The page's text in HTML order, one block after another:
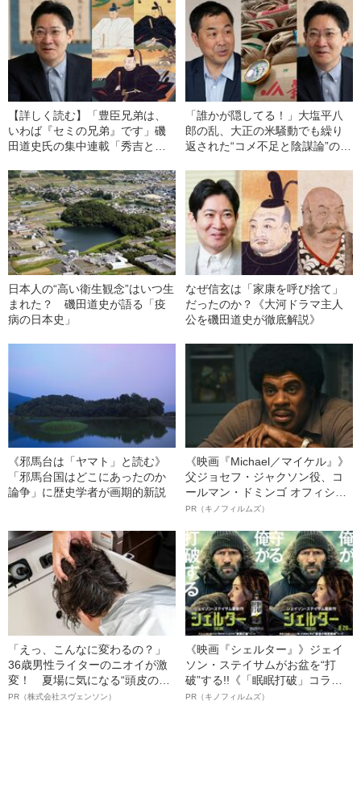
【詳しく読む】「豊臣兄弟は、
いわば『セミの兄弟』です」磯
田道史氏の集中連載「秀吉と秀
紹介【記事まとめ】
「誰かが隠してる！」大塩平八
郎の乱、大正の米騒動でも繰り
返された“コメ不足と陰謀論”の関
日本人の“高い衛生観念”はいつ生
まれた？ 磯田道史が語る「疫
病の日本史」
なぜ信玄は「家康を呼び捨て」
だったのか？《大河ドラマ主人
公を磯田道史が徹底解説》
《邪馬台は「ヤマト」と読む》
「邪馬台国はどこにあったのか
論争」に歴史学者が画期的新説
《映画『Michael／マイケル』》
父ジョセフ・ジャクソン役、コ
ールマン・ドミンゴ オフィシャ
ルインタビュー“観客を魅了した
語る”《日本興収70億円突破》
PR（キノフィルムズ）
「えっ、こんなに変わるの？」
36歳男性ライターのニオイが激
変！ 夏場に気になる“頭皮のニ
オイ”や“ベタつき”を解消す
PR（株式会社スヴェンソン）
《映画『シェルター』》ジェイ
ソン・ステイサムがお盆を“打
破”する!!《「眠眠打破」コラ
ボ》
PR（キノフィルムズ）